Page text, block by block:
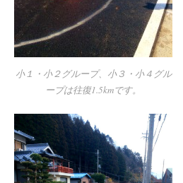
小１・小２グループ、小３・小４グル
ープは往復1.5kmです。